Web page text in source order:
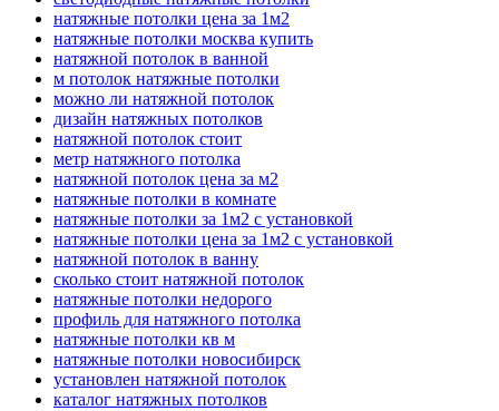
натяжные потолки цена за 1м2
натяжные потолки москва купить
натяжной потолок в ванной
м потолок натяжные потолки
можно ли натяжной потолок
дизайн натяжных потолков
натяжной потолок стоит
метр натяжного потолка
натяжной потолок цена за м2
натяжные потолки в комнате
натяжные потолки за 1м2 с установкой
натяжные потолки цена за 1м2 с установкой
натяжной потолок в ванну
сколько стоит натяжной потолок
натяжные потолки недорого
профиль для натяжного потолка
натяжные потолки кв м
натяжные потолки новосибирск
установлен натяжной потолок
каталог натяжных потолков